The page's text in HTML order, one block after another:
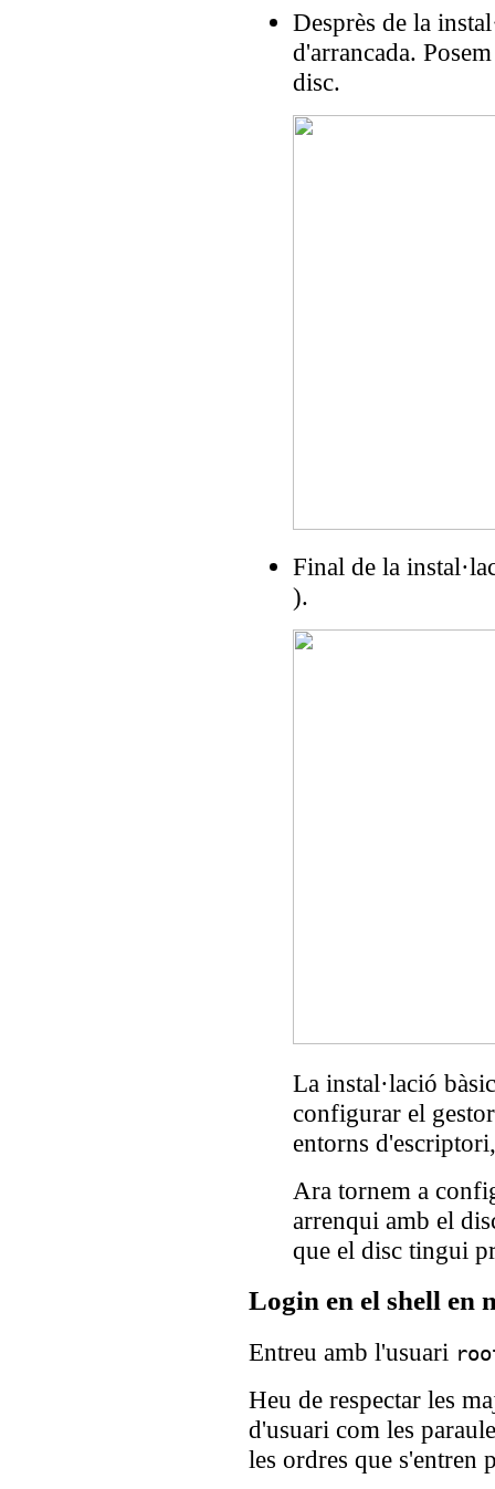
Desprès de la
d'arrancada.
disc.
Final de la
).
La instal·lació
configurar el
entorns
Ara tornem a
arrenqui amb el
que el disc tingui
Login en el shell en
Entreu amb l'usuari
Heu de respectar les
d'usuari com les
les ordres que s'entren